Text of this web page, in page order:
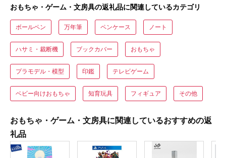
おもちゃ・ゲーム・文房具の返礼品に関連しているカテゴリ
ボールペン 万年筆 ペンケース ノート
ハサミ・裁断機 ブックカバー おもちゃ
プラモデル・模型 印鑑 テレビゲーム
ベビー向けおもちゃ 知育玩具 フィギュア その他
おもちゃ・ゲーム・文房具に関連しているおすすめの返
礼品